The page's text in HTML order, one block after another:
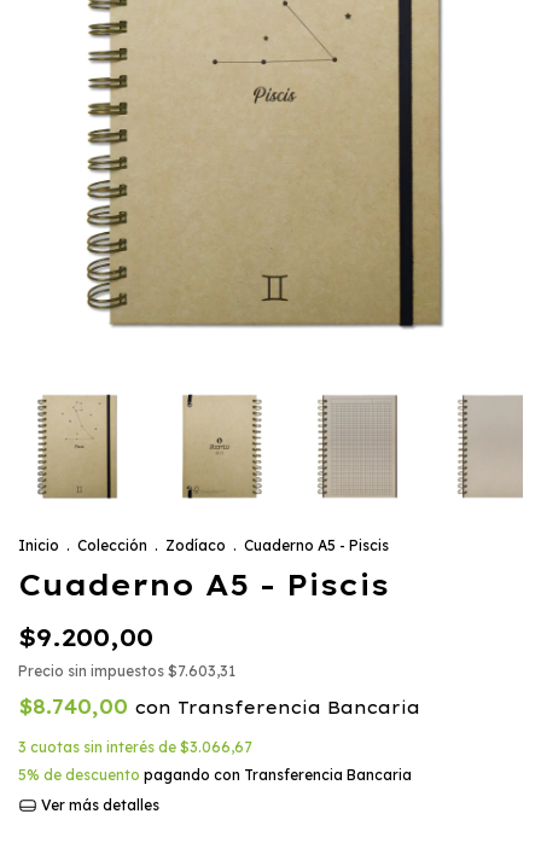
Inicio . Colección . Zodíaco . Cuaderno A5 - Piscis
Cuaderno A5 - Piscis
$9.200,00
Precio sin impuestos $7.603,31
$8.740,00 con Transferencia Bancaria
3 cuotas sin interés de $3.066,67
5% de descuento pagando con Transferencia Bancaria
Ver más detalles